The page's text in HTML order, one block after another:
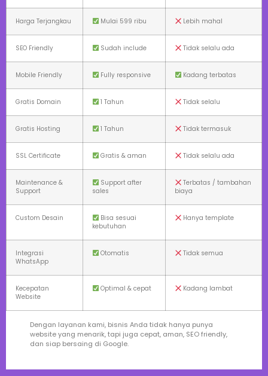
Harga Terjangkau Mulai 599 ribu Lebih mahal
SEO Friendly Sudah include Tidak selalu ada
Mobile Friendly Fully responsive Kadang terbatas
Gratis Domain 1 Tahun Tidak selalu
Gratis Hosting 1 Tahun Tidak termasuk
SSL Certificate Gratis & aman Tidak selalu ada
Maintenance &
Support
Support after
sales
Terbatas / tambahan
biaya
Custom Desain
Bisa sesuai
kebutuhan
Hanya template
Integrasi
WhatsApp
Otomatis Tidak semua
Kecepatan
Website
Optimal & cepat Kadang lambat
Dengan layanan kami, bisnis Anda tidak hanya punya
website yang menarik, tapi juga cepat, aman, SEO friendly,
dan siap bersaing di Google.